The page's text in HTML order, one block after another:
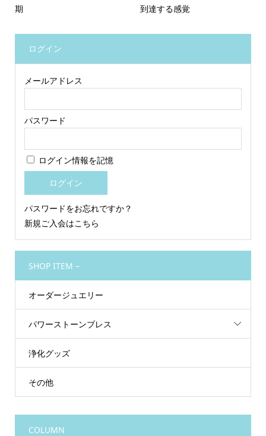
期
到達する感覚
ログイン
メールアドレス
パスワード
ログイン情報を記憶
パスワードをお忘れですか？
新規ご入会はこちら
SHOP ITEM –
オーダージュエリー
パワーストーンブレス
浄化グッズ
その他
COLUMN